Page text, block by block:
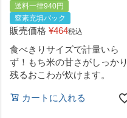
送料一律940円
窒素充填パック
販売価格 ¥464税込
食べきりサイズで計量いら
ず！もち米の甘さがしっかり
残るおこわが炊けます。
カートに入れる